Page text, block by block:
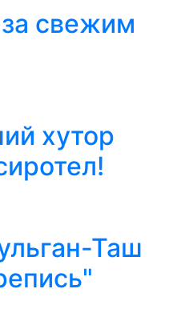
свежим
хутор
Таш